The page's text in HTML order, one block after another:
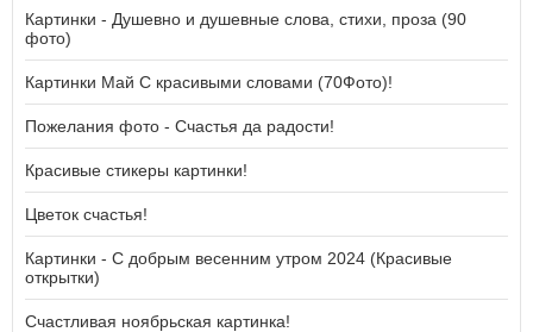
Картинки - Душевно и душевные слова, стихи, проза (90
фото)
Картинки Май С красивыми словами (70Фото)!
Пожелания фото - Счастья да радости!
Красивые стикеры картинки!
Цветок счастья!
Картинки - С добрым весенним утром 2024 (Красивые
открытки)
Счастливая ноябрьская картинка!